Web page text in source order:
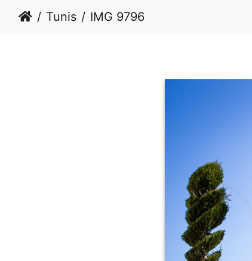
Tunis IMG 9796